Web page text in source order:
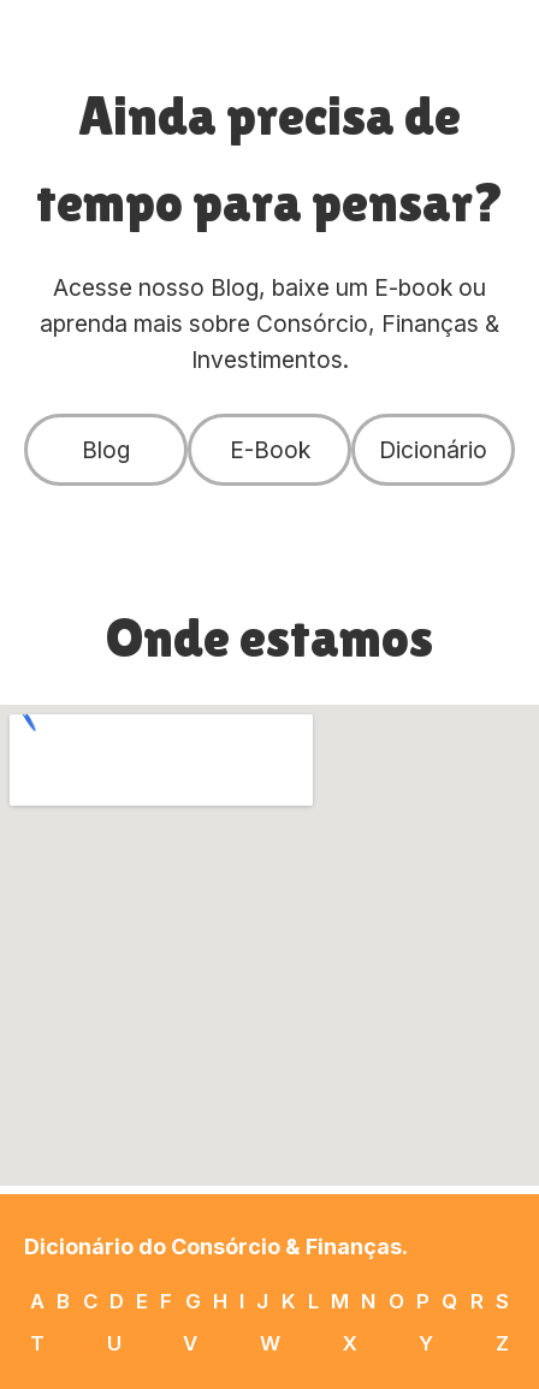
Ainda precisa de
tempo para pensar?
Acesse nosso Blog, baixe um E-book ou
aprenda mais sobre Consórcio, Finanças &
Investimentos.
Blog E-Book Dicionário
Onde estamos
Dicionário do Consórcio & Finanças.
A B C D E F G H I J K L M N O P Q R S
T
U V W X Y Z